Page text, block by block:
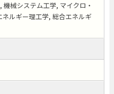
械システム工学, マイクロ・
ルギー理工学, 総合エネルギ